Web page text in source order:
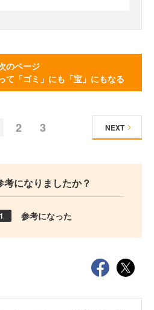
のページ
て「ゴミ」にも「宝」にもなる
2 3 NEXT
考になりましたか？
1 参考になった